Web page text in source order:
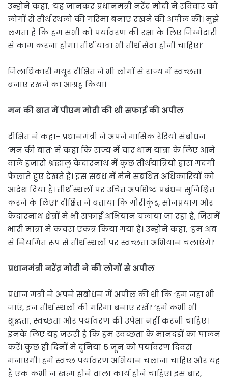
उन्होंने कहा, ‘यह जानकर प्रधानमंत्री नरेंद्र मोदी ने रविवार को
लोगों से तीर्थ स्थलों की गरिमा बनाए रखने की अपील की। ​​मुझे
लगता है कि हम सभी को पर्यावरण की रक्षा के लिए जिम्मेदारी
से काम करना होगा। तीर्थ यात्रा भी तीर्थ सेवा होनी चाहिए।’
जिलाधिकारी मयूर दीक्षित ने भी लोगों से राज्य में स्वच्छता
बनाए रखने का आग्रह किया।
मन की बात में पीएम मोदी की थी सफाई की अपील
दीक्षित ने कहा- प्रधानमंत्री ने अपने मासिक रेडियो संबोधन
‘मन की बात’ में कहा कि राज्य में चार धाम यात्रा के लिए आने
वाले हजारों श्रद्धालु केदारनाथ में कुछ तीर्थयात्रियों द्वारा गंदगी
फैलाते हुए देखते हैं। इस संबंध में मैंने संबंधित अधिकारियों को
आदेश दिया है। तीर्थ स्थलों पर उचित अपशिष्ट प्रबंधन सुनिश्चित
करने के लिए।’ दीक्षित ने बताया कि गौरीकुंड, सोनप्रयाग और
केदारनाथ क्षेत्रों में भी सफाई अभियान चलाया जा रहा है, जिसमें
भारी मात्रा में कचरा एकत्र किया गया है। उन्होंने कहा, ‘हम अब
से नियमित रूप से तीर्थ स्थलों पर स्वच्छता अभियान चलाएंगे।’
प्रधानमंत्री नरेंद्र मोदी ने की लोगों से अपील
प्रधान मंत्री ने अपने संबोधन में अपील की थी कि ‘हम जहां भी
जाएं, इन तीर्थ स्थलों की गरिमा बनाए रखें।’ ‘हमें कभी भी
शुद्धता, स्वच्छता और पर्यावरण की उपेक्षा नहीं करनी चाहिए।
इनके लिए यह जरूरी है कि हम स्वच्छता के मानदंडों का पालन
करें। कुछ ही दिनों में दुनिया 5 जून को पर्यावरण दिवस
मनाएगी। हमें स्वच्छ पर्यावरण अभियान चलाना चाहिए और यह
है एक कभी न खत्म होने वाला कार्य होने चाहिए। इस बार,